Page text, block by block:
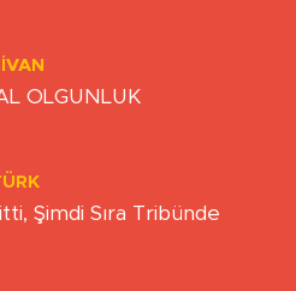
OLGUNLUK
Şimdi Sıra Tribünde